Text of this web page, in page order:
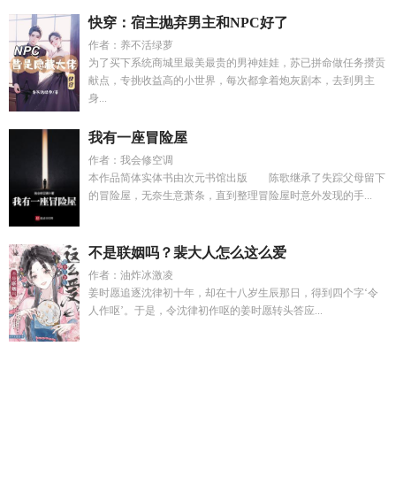
快穿：宿主抛弃男主和NPC好了
作者：养不活绿萝
为了买下系统商城里最美最贵的男神娃娃，苏已拼命做任务攒贡
献点，专挑收益高的小世界，每次都拿着炮灰剧本，去到男主
身...
我有一座冒险屋
作者：我会修空调
本作品简体实体书由次元书馆出版 陈歌继承了失踪父母留下
的冒险屋，无奈生意萧条，直到整理冒险屋时意外发现的手...
不是联姻吗？裴大人怎么这么爱
作者：油炸冰激凌
姜时愿追逐沈律初十年，却在十八岁生辰那日，得到四个字‘令
人作呕’。于是，令沈律初作呕的姜时愿转头答应...